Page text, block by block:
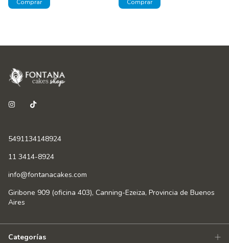
5491134148924
11 3414-8924
info@fontanacakes.com
Giribone 909 (oficina 403), Canning-Ezeiza, Provincia de Buenos
Aires
Categorías